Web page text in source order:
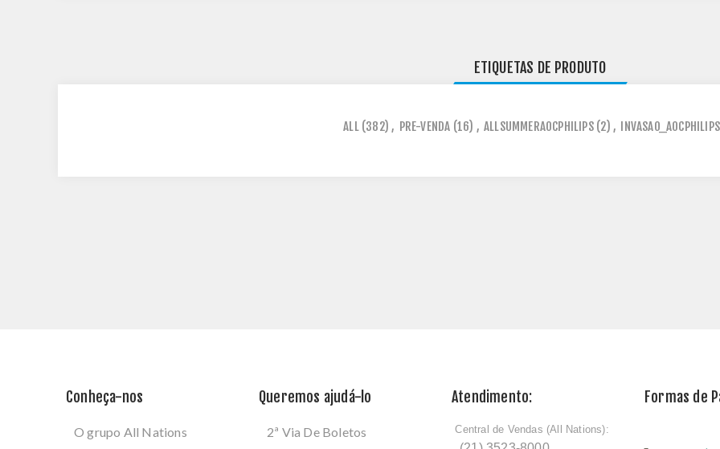
ETIQUETAS DE PRODUTO
ALL (382) , PRE-VENDA (16) , ALLSUMMERAOCPHILIPS (2) , INVASAO_AOCPHILIPS
Conheça-nos
O grupo All Nations
Queremos ajudá-lo
2ª Via De Boletos
Atendimento:
ﾠCentral de Vendas (All Nations):
Formas de